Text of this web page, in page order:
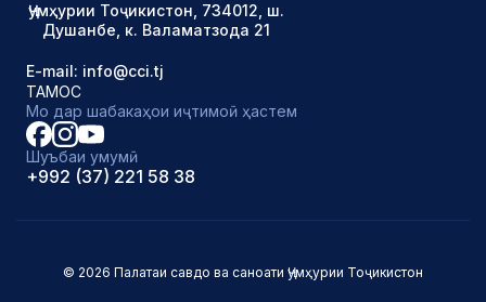
Ҷумҳурии Тоҷикистон, 734012, ш.
Душанбе, к. Валаматзода 21
E-mail: info@cci.tj
ТАМОС
Мо дар шабакаҳои иҷтимоӣ ҳастем
Шуъбаи умумӣ
+992 (37) 221 58 38
© 2026 Палатаи савдо ва саноати Ҷумҳурии Тоҷикистон